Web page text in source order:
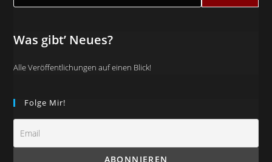
Was gibt’ Neues?
Alle Veröffentlichungen auf einen Blick!
Folge Mir!